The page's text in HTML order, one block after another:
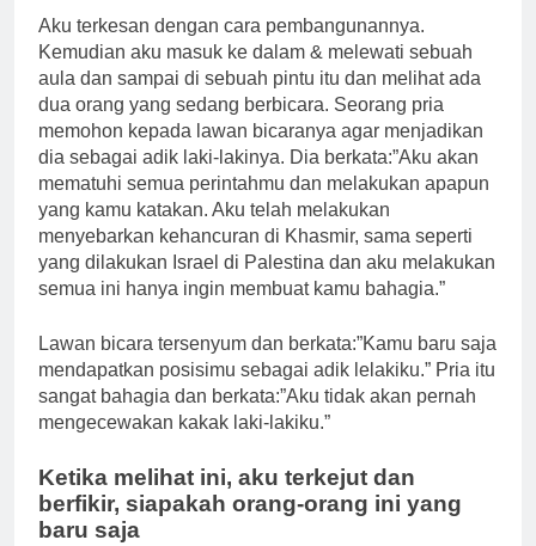
Aku terkesan dengan cara pembangunannya.
Kemudian aku masuk ke dalam & melewati sebuah
aula dan sampai di sebuah pintu itu dan melihat ada
dua orang yang sedang berbicara. Seorang pria
memohon kepada lawan bicaranya agar menjadikan
dia sebagai adik laki-lakinya. Dia berkata:”Aku akan
mematuhi semua perintahmu dan melakukan apapun
yang kamu katakan. Aku telah melakukan
menyebarkan kehancuran di Khasmir, sama seperti
yang dilakukan Israel di Palestina dan aku melakukan
semua ini hanya ingin membuat kamu bahagia.”
Lawan bicara tersenyum dan berkata:”Kamu baru saja
mendapatkan posisimu sebagai adik lelakiku.” Pria itu
sangat bahagia dan berkata:”Aku tidak akan pernah
mengecewakan kakak laki-lakiku.”
Ketika melihat ini, aku terkejut dan
berfikir, siapakah orang-orang ini yang
baru saja